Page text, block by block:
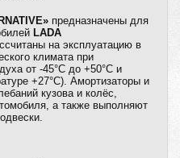
предназначены для
LADA
на эксплуатацию в
климата при
от -45°C до +50°C и
+27°C). Амортизаторы и
кузова и колёс,
а также выполняют